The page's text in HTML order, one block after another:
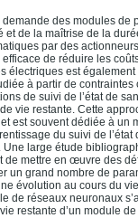
demande des modules
et de la maîtrise de la
par des
de réduire les
électriques est
à partir de
de suivi de l’état de
vie restante. Cette
est souvent dédiée à un
du suivi de
large étude
de mettre en œuvre des
un grand nombre de
évolution au cours du
de réseaux neuronaux
restante d’un module